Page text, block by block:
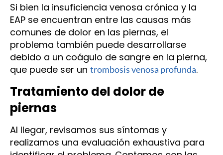
Si bien la insuficiencia venosa crónica y la
EAP se encuentran entre las causas más
comunes de dolor en las piernas, el
problema también puede desarrollarse
debido a un coágulo de sangre en la pierna,
que puede ser un trombosis venosa profunda.
Tratamiento del dolor de
piernas
Al llegar, revisamos sus síntomas y
realizamos una evaluación exhaustiva para